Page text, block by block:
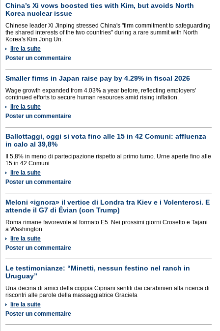
China’s Xi vows boosted ties with Kim, but avoids North
Korea nuclear issue
Chinese leader Xi Jinping stressed China's "firm commitment to safeguarding
the shared interests of the two countries" during a rare summit with North
Korea's Kim Jong Un.
lire la suite
Poster un commentaire
Smaller firms in Japan raise pay by 4.29% in fiscal 2026
Wage growth expanded from 4.03% a year before, reflecting employers'
continued efforts to secure human resources amid rising inflation.
lire la suite
Poster un commentaire
Ballottaggi, oggi si vota fino alle 15 in 42 Comuni: affluenza
in calo al 39,8%
Il 5,8% in meno di partecipazione rispetto al primo turno. Urne aperte fino alle
15 in 42 Comuni
lire la suite
Poster un commentaire
Meloni «ignora» il vertice di Londra tra Kiev e i Volenterosi. E
attende il G7 di Évian (con Trump)
Roma rimane favorevole al formato E5. Nei prossimi giorni Crosetto e Tajani
a Washington
lire la suite
Poster un commentaire
Le testimonianze: “Minetti, nessun festino nel ranch in
Uruguay”
Una decina di amici della coppia Cipriani sentiti dai carabinieri alla ricerca di
riscontri alle parole della massaggiatrice Graciela
lire la suite
Poster un commentaire